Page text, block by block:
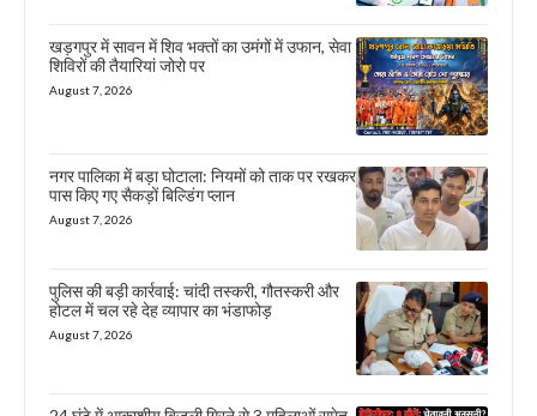
खड़गपुर में सावन में शिव भक्तों का उमंगों में उफान, सेवा
शिविरों की तैयारियां जोरो पर
August 7, 2026
नगर पालिका में बड़ा घोटाला: नियमों को ताक पर रखकर
पास किए गए सैकड़ों बिल्डिंग प्लान
August 7, 2026
पुलिस की बड़ी कार्रवाई: चांदी तस्करी, गौतस्करी और
होटल में चल रहे देह व्यापार का भंडाफोड़
August 7, 2026